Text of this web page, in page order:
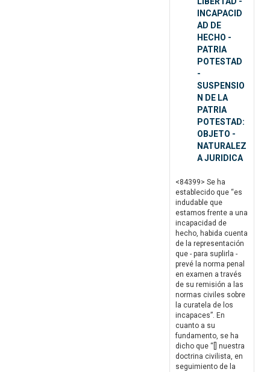
INCAPACID
AD DE
HECHO -
PATRIA
POTESTAD
-
SUSPENSIO
N DE LA
PATRIA
POTESTAD:
OBJETO -
NATURALEZ
A JURIDICA
<84399> Se ha
establecido que “es
indudable que
estamos frente a una
incapacidad de
hecho, habida cuenta
de la representación
que - para suplirla -
prevé la norma penal
en examen a través
de su remisión a las
normas civiles sobre
la curatela de los
incapaces”. En
cuanto a su
fundamento, se ha
dicho que “[] nuestra
doctrina civilista, en
seguimiento de la